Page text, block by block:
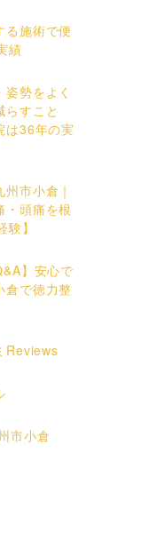
る施術で便
績
勢をよく
らすこと
は36年の実
市小倉｜
・頭痛を根
】
】安心で
倉で徳力整
Reviews
市小倉